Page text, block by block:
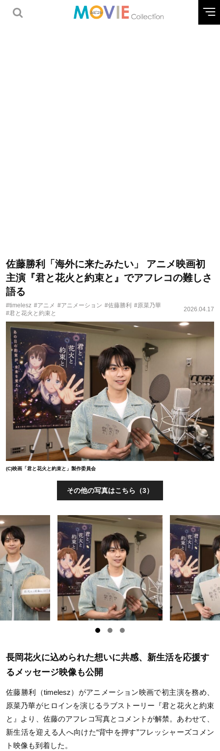
佐藤勝利「海外に来たみたい」 アニメ映画初
主演『君と花火と約束と』でアフレコの難しさ
語る
#timelesz #アニメ #アニメーション #佐藤勝利 #原菜乃華
#君と花火と約束と
2026.04.17
(C)映画「君と花火と約束と」製作委員会
その他の写真はこちら（3）
長岡花火に込められた想いに共感、新生活を応援す
るメッセージ映像も公開
佐藤勝利（timelesz）がアニメーション映画で初主演を務め、
原菜乃華がヒロインを演じるラブストーリー『君と花火と約束
と』より、佐藤のアフレコ写真とコメントが解禁。あわせて、
新生活を迎える人へ向けた“背中を押す”フレッシャーズコメン
ト映像も到着した。